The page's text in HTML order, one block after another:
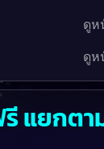
ดูห
ดูห
แยกต